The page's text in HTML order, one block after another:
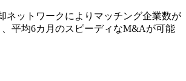
ネットワークによりマッチング企業数が
平均6カ月のスピーディなM&Aが可能